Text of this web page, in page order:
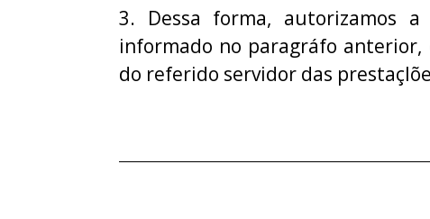
3. Dessa forma, autorizamos
informado no paragráfo anterior,
do referido servidor das